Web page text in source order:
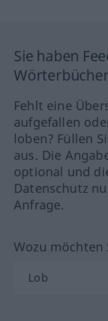
Sie haben
Fehlt eine
aufgefallen
loben? Füllen
aus. Die
optional und
Datenschutz
Anfrage.
Wozu möchten